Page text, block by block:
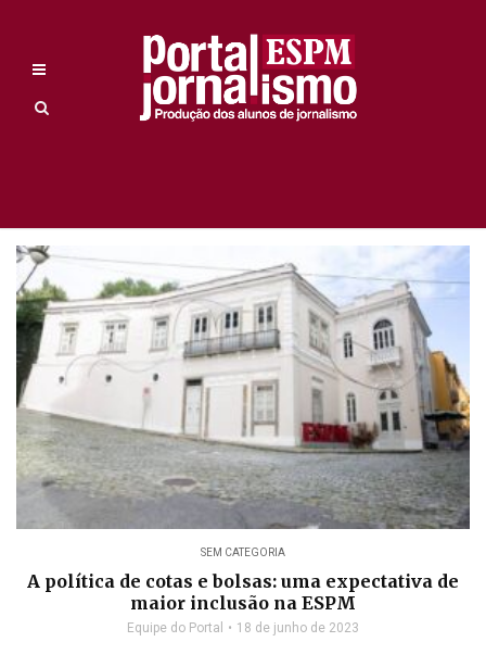
SEM CATEGORIA
A política de cotas e bolsas: uma expectativa de
maior inclusão na ESPM
Equipe do Portal 18 de junho de 2023